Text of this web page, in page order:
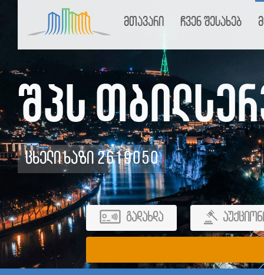
მთავარი ჩვენ შესახებ
შპს
ცხელი ხაზი 2619050
გადახდა